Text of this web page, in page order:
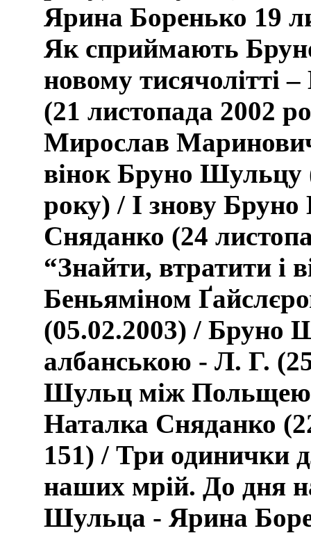
Ярина Боренько 19
Як сприймають
новому тисячолітті
(21 листопада 2002
Мирослав
вінок Бруно Шульцу
року) / І знову
Сняданко (24
“Знайти, втратити і
Беньяміном
(05.02.2003) / Бруно
албанською - Л. Г.
Шульц між Польщею
Наталка Сняданко (
151) / Три одинички
наших мрій.До дня
Шульца -Ярина